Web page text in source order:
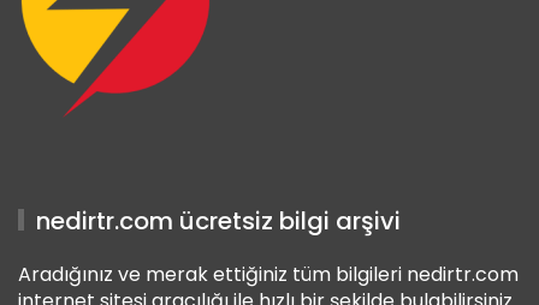
nedirtr.com ücretsiz bilgi arşivi
Aradığınız ve merak ettiğiniz tüm bilgileri nedirtr.com